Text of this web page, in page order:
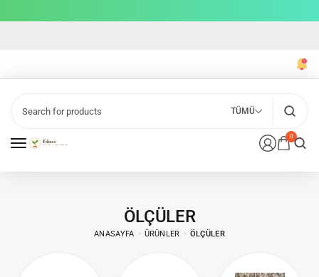
0
TÜMÜ
ÖLÇÜLER
ANASAYFA ÜRÜNLER ÖLÇÜLER